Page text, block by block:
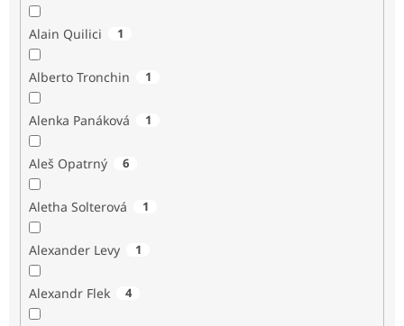
Alain Quilici 1
Alberto Tronchin 1
Alenka Panáková 1
Aleš Opatrný 6
Aletha Solterová 1
Alexander Levy 1
Alexandr Flek 4